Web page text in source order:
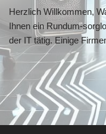
Herzlich Willkommen,
Ihnen ein Rundum-
der IT tätig. Einige